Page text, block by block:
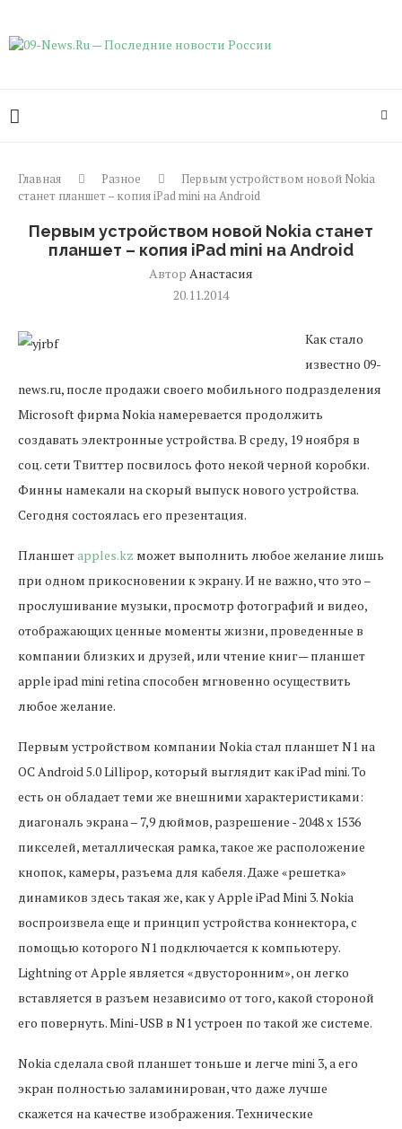
Главная Разное
Первым устройством новой Nokia
станет планшет – копия iPad mini на Android
Первым устройством новой Nokia станет
планшет – копия iPad mini на Android
Автор Анастасия
20.11.2014
Как стало
известно 09-
news.ru, после продажи своего мобильного подразделения
Microsoft фирма Nokia намеревается продолжить
создавать электронные устройства. В среду, 19 ноября в
соц. сети Твиттер посвилось фото некой черной коробки.
Финны намекали на скорый выпуск нового устройства.
Сегодня состоялась его презентация.
Планшетapples.kz может выполнить любое желание лишь
при одном прикосновении к экрану. И не важно, что это –
прослушивание музыки, просмотр фотографий и видео,
отображающих ценные моменты жизни, проведенные в
компании близких и друзей, или чтение книг— планшет
apple ipad mini retina способен мгновенно осуществить
любое желание.
Первым устройством компании Nokia стал планшет N1 на
ОС Android 5.0 Lillipop, который выглядит как iPad mini. То
есть он обладает теми же внешними характеристиками:
диагональ экрана – 7,9 дюймов, разрешение - 2048 x 1536
пикселей, металлическая рамка, такое же расположение
кнопок, камеры, разъема для кабеля. Даже «решетка»
динамиков здесь такая же, как у Apple iPad Mini 3. Nokia
воспроизвела еще и принцип устройства коннектора, с
помощью которого N1 подключается к компьютеру.
Lightning от Apple является «двусторонним», он легко
вставляется в разъем независимо от того, какой стороной
его повернуть. Mini-USB в N1 устроен по такой же системе.
Nokia сделала свой планшет тоньше и легче mini 3, а его
экран полностью заламинирован, что даже лучше
скажется на качестве изображения. Технические